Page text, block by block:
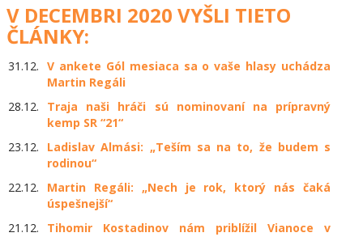
V DECEMBRI 2020 VYŠLI TIETO
ČLÁNKY:
31.12. V ankete Gól mesiaca sa o vaše hlasy uchádza
Martin Regáli
28.12.
Traja naši hráči sú nominovaní na prípravný
kemp SR “21“
23.12.
Ladislav Almási: „Teším sa na to, že budem s
rodinou“
22.12.
Martin Regáli: „Nech je rok, ktorý nás čaká
úspešnejší“
21.12.
Tihomir Kostadinov nám priblížil Vianoce v